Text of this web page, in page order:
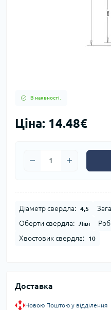
В наявності.
Ціна: 14.48€
Діаметр свердла: 4,5
Оберти свердла: Ліві
Хвостовик свердла: 10
Доставка
Новою Поштою у відділення